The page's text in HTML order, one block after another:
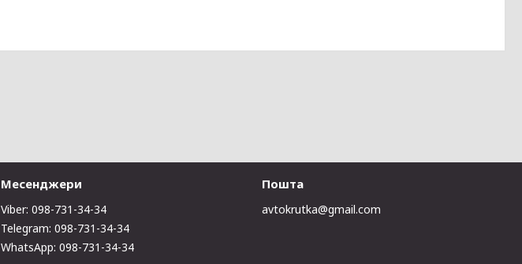
Месенджери
Viber: 098-731-34-34
Telegram: 098-731-34-34
WhatsApp: 098-731-34-34
Пошта
avtokrutka@gmail.com